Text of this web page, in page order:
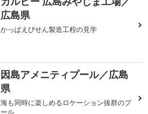
広島県
かっぱえびせん製造工程の見学
因島アメニティプール／広島
県
海も同時に楽しめるロケーション抜群のプ
ール